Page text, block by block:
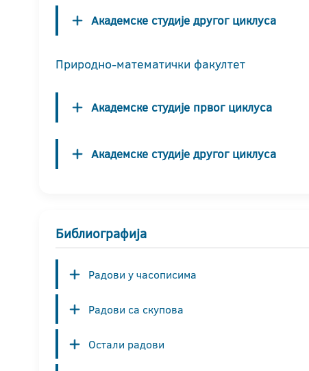
Академске студије другог циклуса
Природно-математички факултет
Академске студије првог циклуса
Академске студије другог циклуса
Библиографија
Радови у часописима
Радови са скупова
Остали радови